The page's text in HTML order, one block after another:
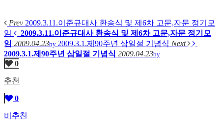
Prev 2009.3.11.이준규대사 환송식 및 제6차 고문,자문 정기모
임
2009.3.11.이준규대사 환송식 및 제6차 고문,자문 정기모
임 2009.04.23by 2009.3.1.제90주년 삼일절 기념식 Next
2009.3.1.제90주년 삼일절 기념식 2009.04.23by
0
추천
0
비추천